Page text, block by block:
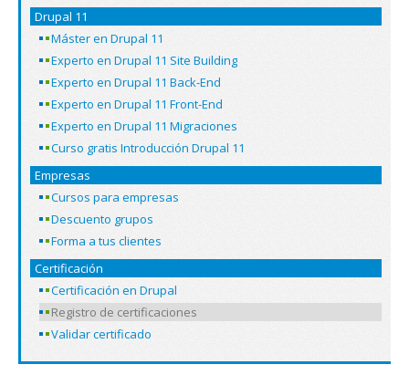
Drupal 11
Máster en Drupal 11
Experto en Drupal 11 Site Building
Experto en Drupal 11 Back-End
Experto en Drupal 11 Front-End
Experto en Drupal 11 Migraciones
Curso gratis Introducción Drupal 11
Empresas
Cursos para empresas
Descuento grupos
Forma a tus clientes
Certificación
Certificación en Drupal
Registro de certificaciones
Validar certificado